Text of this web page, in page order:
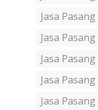
Jasa
Jasa
Jasa
Jasa
Jasa